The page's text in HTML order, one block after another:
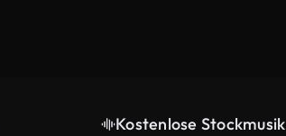
Kostenlose Stockmusik